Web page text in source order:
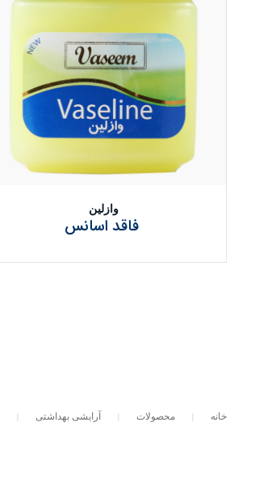
وازلین
فاقد اسانس
خانه محصولات آرایشی بهداشتی